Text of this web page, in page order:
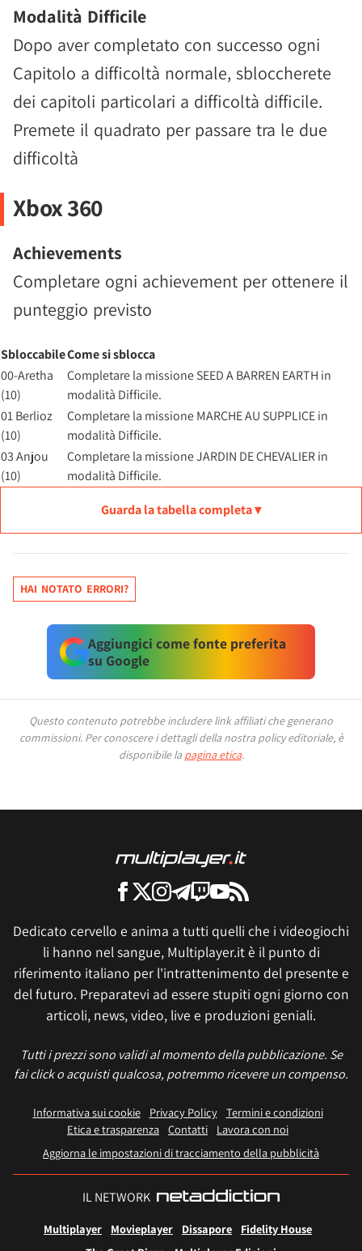
Modalità Difficile
Dopo aver completato con successo ogni
Capitolo a difficoltà normale, sbloccherete
dei capitoli particolari a difficoltà difficile.
Premete il quadrato per passare tra le due
difficoltà
Xbox 360
Achievements
Completare ogni achievement per ottenere il
punteggio previsto
SbloccabileCome si sblocca
00-Aretha
(10)
Completare la missione SEED A BARREN EARTH in
modalità Difficile.
01 Berlioz
(10)
Completare la missione MARCHE AU SUPPLICE in
modalità Difficile.
03 Anjou
(10)
Completare la missione JARDIN DE CHEVALIER in
modalità Difficile.
Guarda la tabella completa ▾
HAI NOTATO ERRORI?
Aggiungici come fonte preferita
su Google
Questo contenuto potrebbe includere link affiliati che generano
commissioni. Per conoscere i dettagli della nostra policy editoriale, è
disponibile la pagina etica.
Dedicato cervello e anima a tutti quelli che i videogiochi
li hanno nel sangue, Multiplayer.it è il punto di
riferimento italiano per l'intrattenimento del presente e
del futuro. Preparatevi ad essere stupiti ogni giorno con
articoli, news, video, live e produzioni geniali.
Tutti i prezzi sono validi al momento della pubblicazione. Se
fai click o acquisti qualcosa, potremmo ricevere un compenso.
Informativa sui cookie Privacy Policy
Termini e condizioni
Etica e trasparenza Contatti
Lavora con noi
Aggiorna le impostazioni di tracciamento della pubblicità
IL NETWORK
Multiplayer Movieplayer Dissapore
Fidelity House